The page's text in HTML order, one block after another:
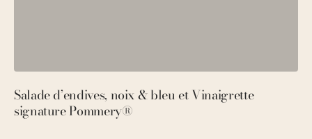
Salade d’endives, noix & bleu et Vinaigrette
signature Pommery®